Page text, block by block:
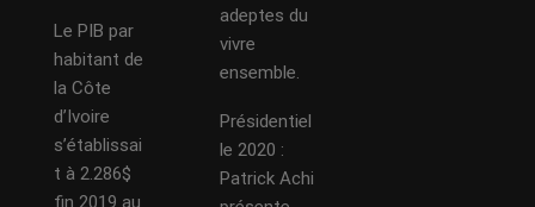
Le PIB par
habitant de
la Côte
d’Ivoire
s’établissai
t à 2.286$
fin 2019 au
adeptes du
vivre
ensemble.
Présidentiel
le 2020 :
Patrick Achi